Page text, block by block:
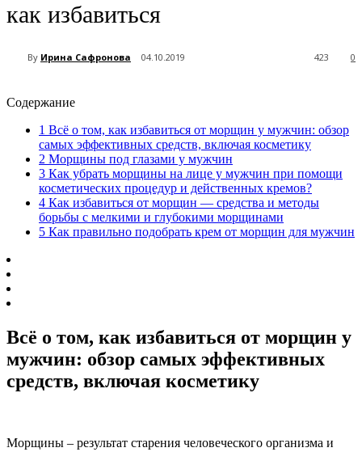
как избавиться
By Ирина Сафронова 04.10.2019 0
423
Содержание
1 Всё о том, как избавиться от морщин у мужчин: обзор
самых эффективных средств, включая косметику
2 Морщины под глазами у мужчин
3 Как убрать морщины на лице у мужчин при помощи
косметических процедур и действенных кремов?
4 Как избавиться от морщин — средства и методы
борьбы с мелкими и глубокими морщинами
5 Как правильно подобрать крем от морщин для мужчин
Всё о том, как избавиться от морщин у
мужчин: обзор самых эффективных
средств, включая косметику
Морщины – результат старения человеческого организма и